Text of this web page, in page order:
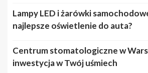
Lampy LED i żarówki
najlepsze oświetlenie do auta?
Centrum stomatologiczne w
inwestycja w Twój uśmiech